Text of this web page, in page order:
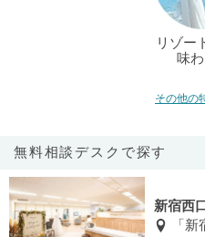
リゾー
味
その他の
無料相談デスクで探す
新宿西
「新